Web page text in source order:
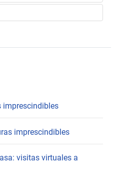
imprescindibles
imprescindibles
visitas virtuales a